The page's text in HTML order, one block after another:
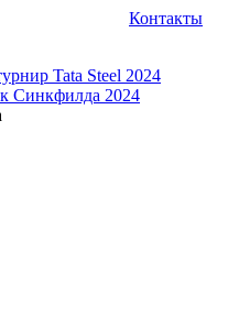
Контакты
Tata Steel 2024
Синкфилда 2024